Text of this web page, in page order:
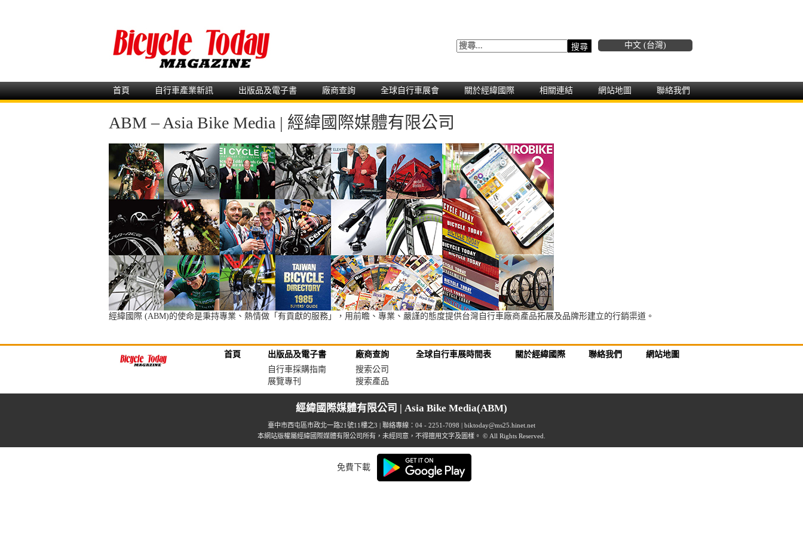
中文 (台灣)
首頁 自行車產業新訊 出版品及電子書 廠商查詢 全球自行車展會 關於經緯國際 相關連結 網站地圖 聯絡我們
ABM – Asia Bike Media | 經緯國際媒體有限公司
經緯國際 (ABM)的使命是秉持專業、熱情做「有貢獻的服務」，用前瞻、專業、嚴謹的態度提供台灣自行車廠商產品拓展及品牌形建立的行銷渠道。
首頁
出版品及電子書
自行車採購指南
展覽專刊
廠商查詢
搜索公司
搜索產品
全球自行車展時間表 關於經緯國際 聯絡我們 網站地圖
經緯國際媒體有限公司 | Asia Bike Media(ABM)
臺中市西屯區市政北一路21號11樓之3 | 聯絡專線：04 - 2251-7098 | biktoday@ms25.hinet.net
本網站版權屬經緯國際媒體有限公司所有，未經同意，不得擅用文字及圖樣。 © All Rights Reserved.
免費下載